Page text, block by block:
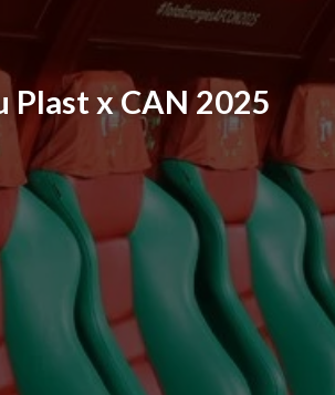
Plast x CAN 2025